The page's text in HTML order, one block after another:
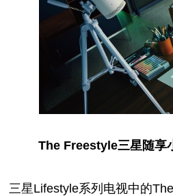
The Freestyle三星随享
三星Lifestyle系列电视中的